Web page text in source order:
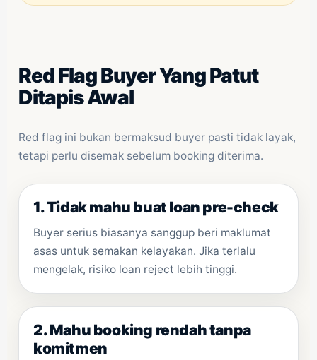
Red Flag Buyer Yang Patut
Ditapis Awal
Red flag ini bukan bermaksud buyer pasti tidak layak,
tetapi perlu disemak sebelum booking diterima.
1. Tidak mahu buat loan pre-check
Buyer serius biasanya sanggup beri maklumat
asas untuk semakan kelayakan. Jika terlalu
mengelak, risiko loan reject lebih tinggi.
2. Mahu booking rendah tanpa
komitmen